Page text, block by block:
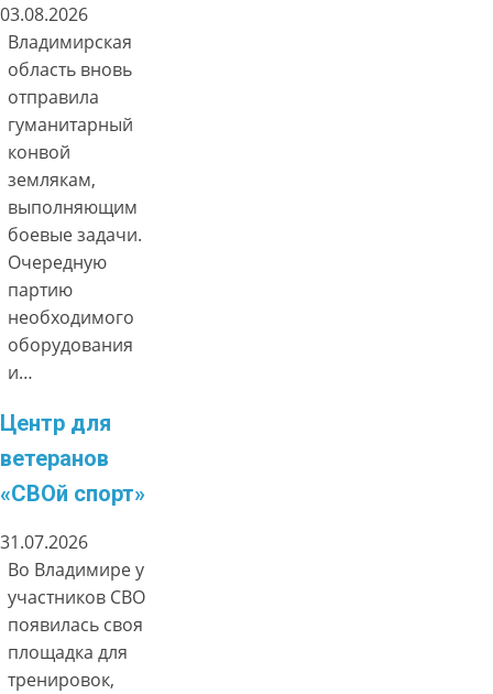
03.08.2026
Владимирская
область вновь
отправила
гуманитарный
конвой
землякам,
выполняющим
боевые задачи.
Очередную
партию
необходимого
оборудования
и…
Центр для
ветеранов
«СВОй спорт»
31.07.2026
Во Владимире у
участников СВО
появилась своя
площадка для
тренировок,